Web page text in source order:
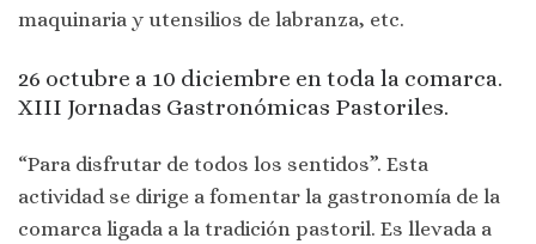
maquinaria y utensilios de labranza, etc.
26 octubre a 10 diciembre en toda la comarca.
XIII Jornadas Gastronómicas Pastoriles.
“Para disfrutar de todos los sentidos”. Esta
actividad se dirige a fomentar la gastronomía de la
comarca ligada a la tradición pastoril. Es llevada a